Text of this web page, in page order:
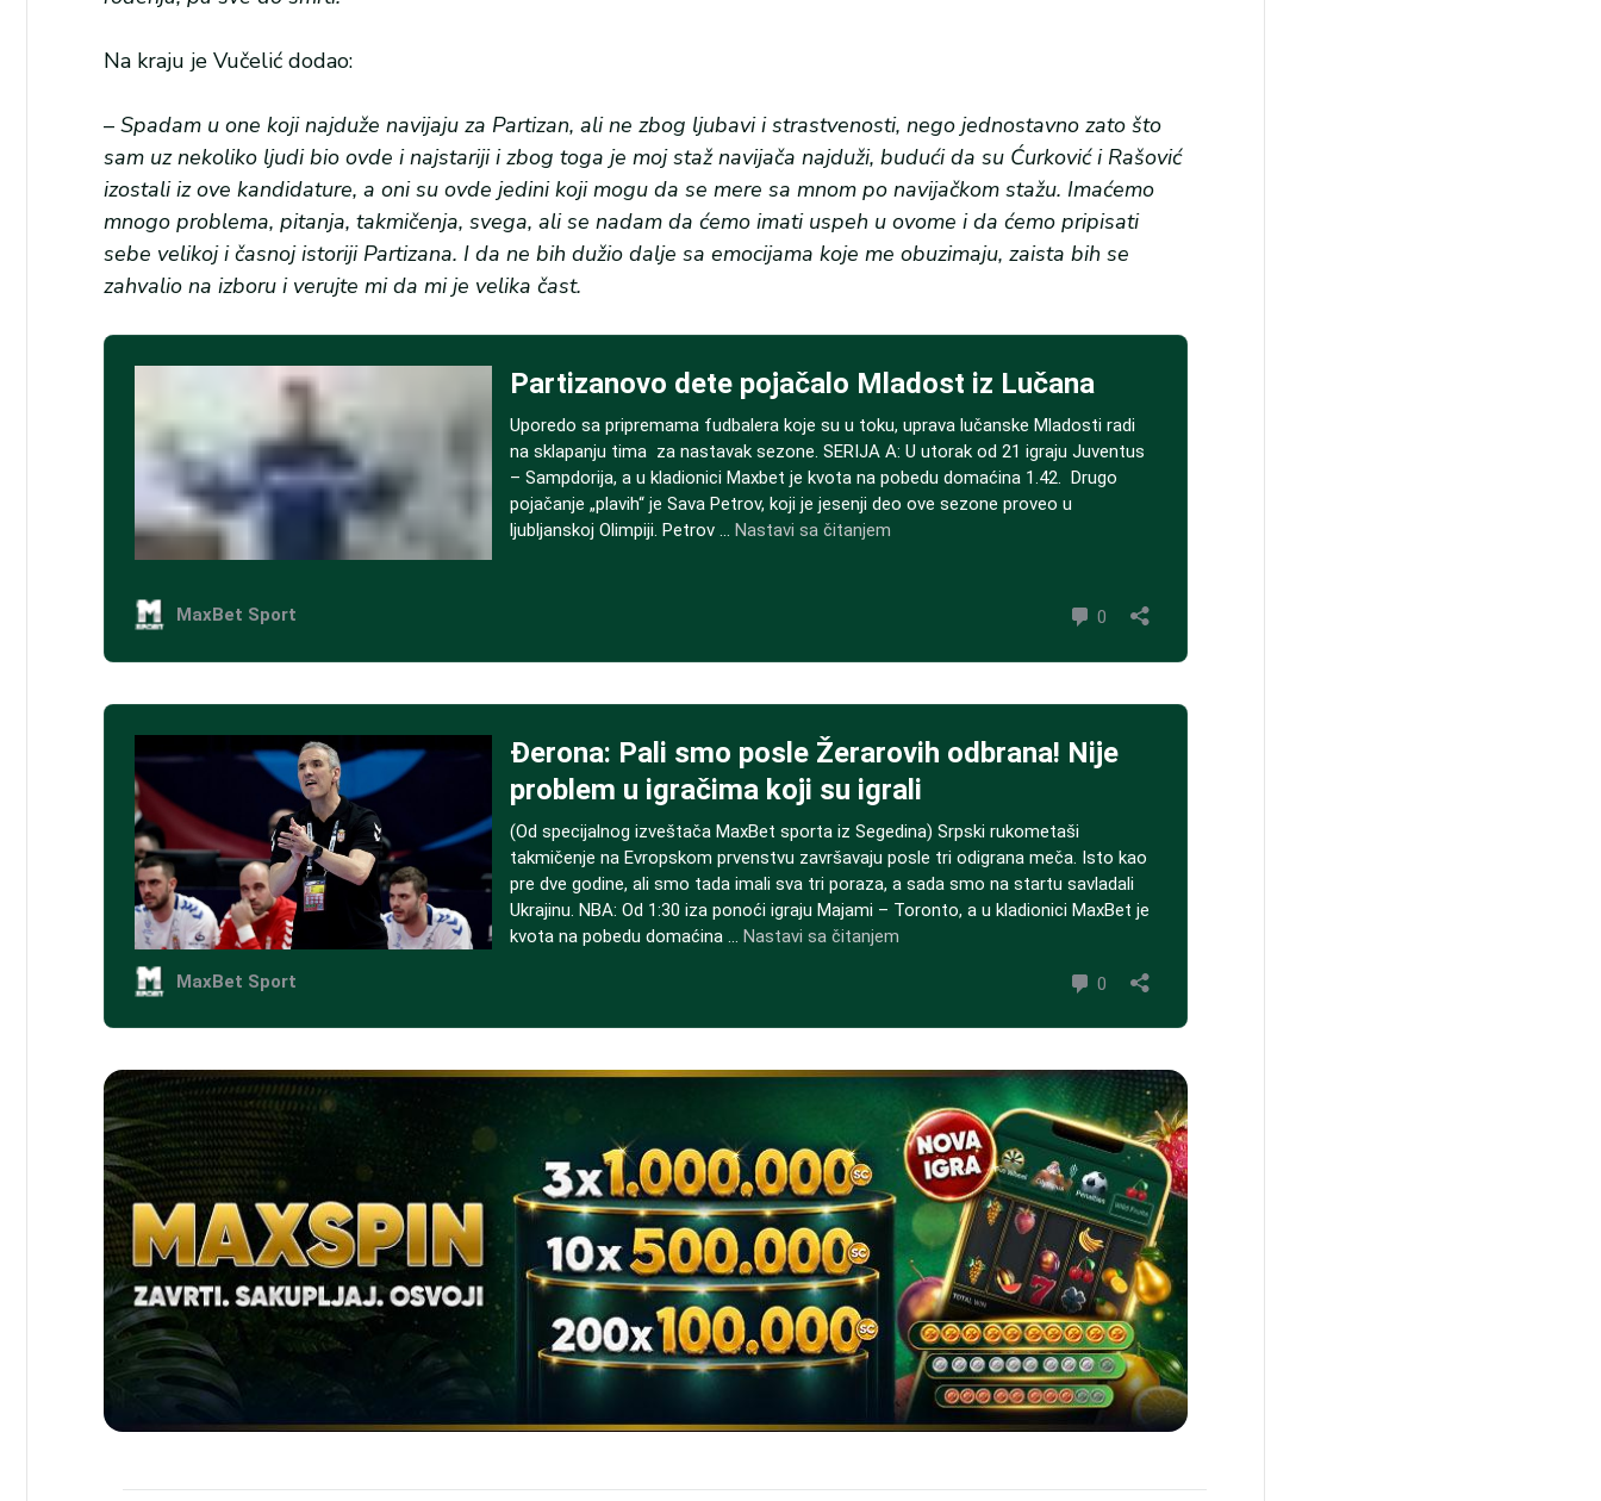
Na kraju je Vučelić dodao:
– Spadam u one koji najduže navijaju za Partizan, ali ne zbog ljubavi i strastvenosti, nego jednostavno zato što
sam uz nekoliko ljudi bio ovde i najstariji i zbog toga je moj staž navijača najduži, budući da su Ćurković i Rašović
izostali iz ove kandidature, a oni su ovde jedini koji mogu da se mere sa mnom po navijačkom stažu. Imaćemo
mnogo problema, pitanja, takmičenja, svega, ali se nadam da ćemo imati uspeh u ovome i da ćemo pripisati
sebe velikoj i časnoj istoriji Partizana. I da ne bih dužio dalje sa emocijama koje me obuzimaju, zaista bih se
zahvalio na izboru i verujte mi da mi je velika čast.